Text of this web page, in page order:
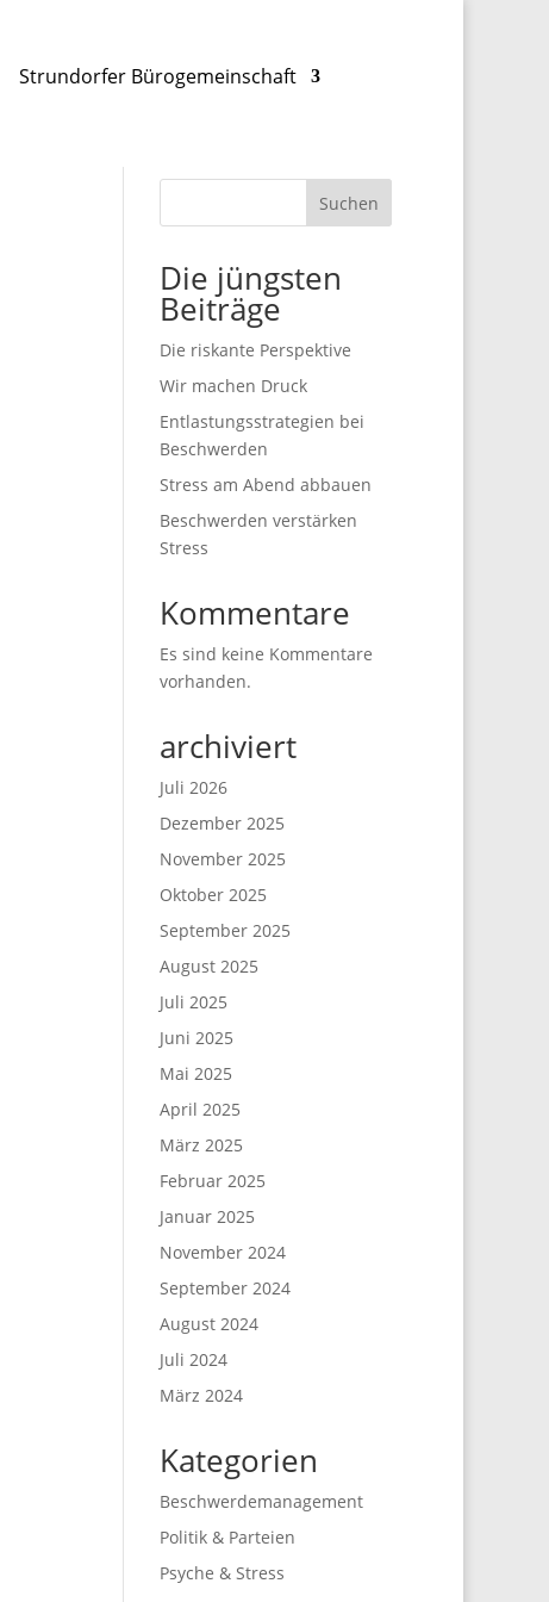
Strundorfer Bürogemeinschaft
Suchen
Die jüngsten
Beiträge
Die riskante Perspektive
Wir machen Druck
Entlastungsstrategien bei
Beschwerden
Stress am Abend abbauen
Beschwerden verstärken
Stress
Kommentare
Es sind keine Kommentare
vorhanden.
archiviert
Juli 2026
Dezember 2025
November 2025
Oktober 2025
September 2025
August 2025
Juli 2025
Juni 2025
Mai 2025
April 2025
März 2025
Februar 2025
Januar 2025
November 2024
September 2024
August 2024
Juli 2024
März 2024
Kategorien
Beschwerdemanagement
Politik & Parteien
Psyche & Stress